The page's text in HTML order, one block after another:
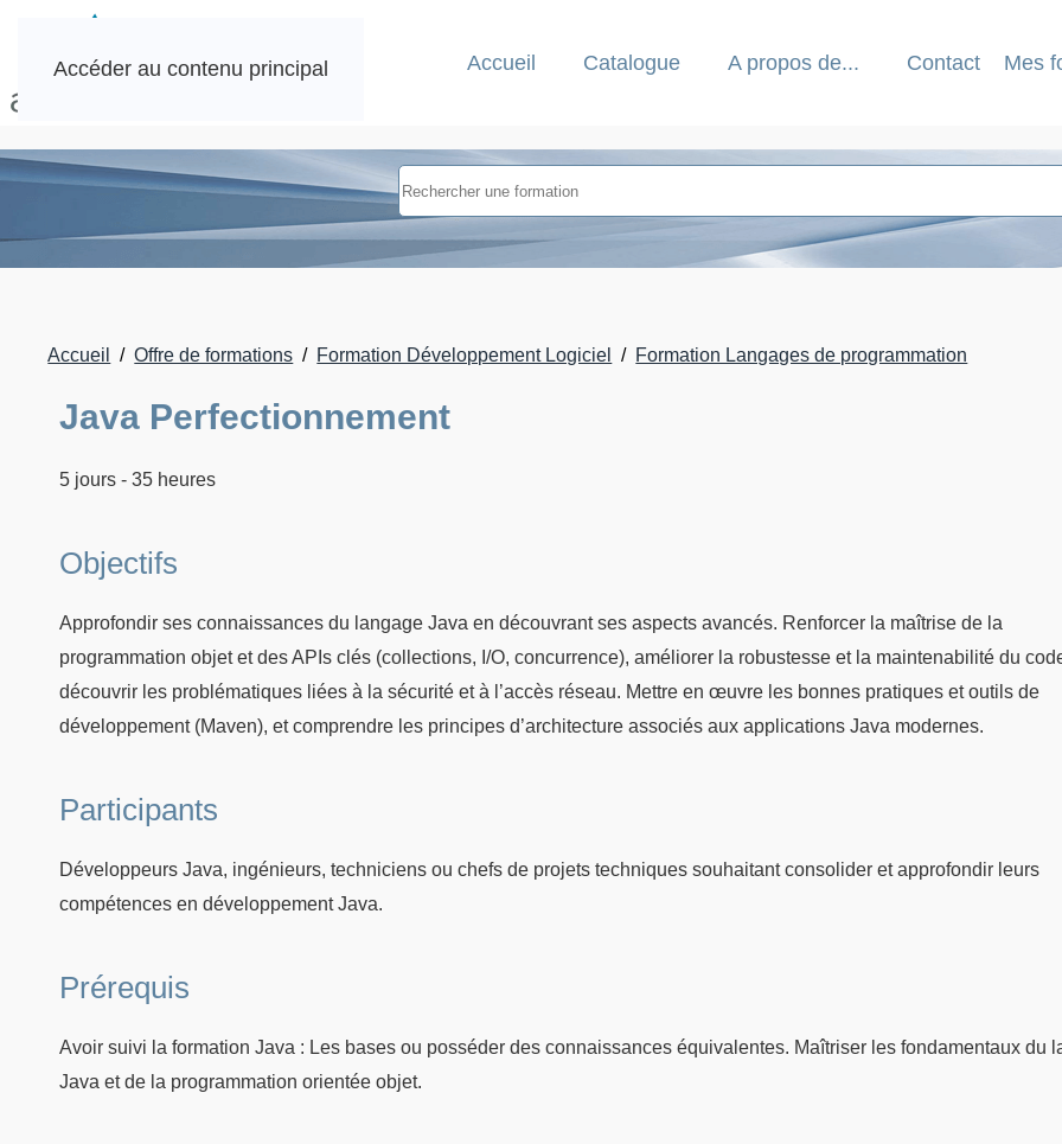
Accéder au contenu principal Accueil Catalogue A propos de... Contact
Mes
Accueil Offre de formations Formation Développement Logiciel Formation Langages de programmation
Java Perfectionnement
5 jours - 35 heures
Objectifs
Approfondir ses connaissances du langage Java en découvrant ses aspects avancés. Renforcer la maîtrise de la
programmation objet et des APIs clés (collections, I/O, concurrence), améliorer la robustesse et la maintenabilité du
découvrir les problématiques liées à la sécurité et à l’accès réseau. Mettre en œuvre les bonnes pratiques et outils de
développement (Maven), et comprendre les principes d’architecture associés aux applications Java modernes.
Participants
Développeurs Java, ingénieurs, techniciens ou chefs de projets techniques souhaitant consolider et approfondir leurs
compétences en développement Java.
Prérequis
Avoir suivi la formation Java : Les bases ou posséder des connaissances équivalentes. Maîtriser les fondamentaux du
Java et de la programmation orientée objet.